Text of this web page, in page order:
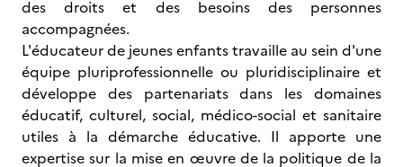
des droits et des besoins des personnes
accompagnées.
L'éducateur de jeunes enfants travaille au sein d'une
équipe pluriprofessionnelle ou pluridisciplinaire et
développe des partenariats dans les domaines
éducatif, culturel, social, médico-social et sanitaire
utiles à la démarche éducative. Il apporte une
expertise sur la mise en œuvre de la politique de la